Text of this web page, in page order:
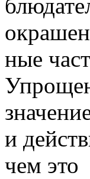
ные
и
чем это